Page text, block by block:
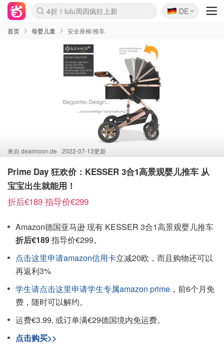
Boticinal 夏促开抢！
4折！lulu周四疯狂上新
还没结束！&OtherStories大促
Joybuy变相75折 随时失效
速领！Stanley独家85折
疑似霸哥！Camper额外叠85折
Zalando 奥莱闪促！每日更新
Moncler反季囤！5折起+叠9折
Coach Brooklyn仅€192
🇩🇪
DE
首页 母婴儿童 安全座椅/推车
来自 dealmoon.de 2022-07-13更新
Prime Day 狂欢价：KESSER 3合1高景观婴儿推车 从
宝宝出生就能用！
折后€189 指导价€299
Amazon德国亚马逊 现有 KESSER 3合1高景观婴儿推车
折后€189指导价€299。
点击这里申请amazon信用卡立减20欧，而且购物还可以
再返利3%
学生请点击这里申请学生专属amazon prime ，前6个月免
费，随时可以解约。
运费€3.99, 或订单满€29德国境内免运费。
点击购买>>